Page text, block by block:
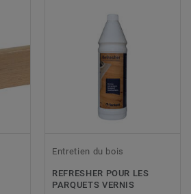
Entretien du bois
REFRESHER POUR LES
PARQUETS VERNIS